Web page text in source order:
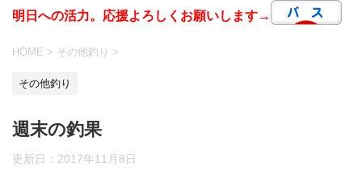
明日への活力。応援よろしくお願いします→
HOME > その他釣り >
その他釣り
週末の釣果
更新日： 2017年11月8日